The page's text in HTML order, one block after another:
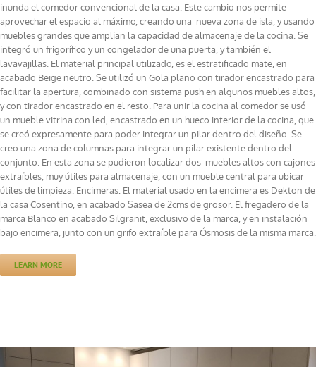
inunda el comedor convencional de la casa. Este cambio nos permite
aprovechar el espacio al máximo, creando una nueva zona de isla, y usando
muebles grandes que amplian la capacidad de almacenaje de la cocina. Se
integró un frigorífico y un congelador de una puerta, y también el
lavavajillas. El material principal utilizado, es el estratificado mate, en
acabado Beige neutro. Se utilizó un Gola plano con tirador encastrado para
facilitar la apertura, combinado con sistema push en algunos muebles altos,
y con tirador encastrado en el resto. Para unir la cocina al comedor se usó
un mueble vitrina con led, encastrado en un hueco interior de la cocina, que
se creó expresamente para poder integrar un pilar dentro del diseño. Se
creo una zona de columnas para integrar un pilar existente dentro del
conjunto. En esta zona se pudieron localizar dos muebles altos con cajones
extraíbles, muy útiles para almacenaje, con un mueble central para ubicar
útiles de limpieza. Encimeras: El material usado en la encimera es Dekton de
la casa Cosentino, en acabado Sasea de 2cms de grosor. El fregadero de la
marca Blanco en acabado Silgranit, exclusivo de la marca, y en instalación
bajo encimera, junto con un grifo extraíble para Ósmosis de la misma marca.
LEARN MORE